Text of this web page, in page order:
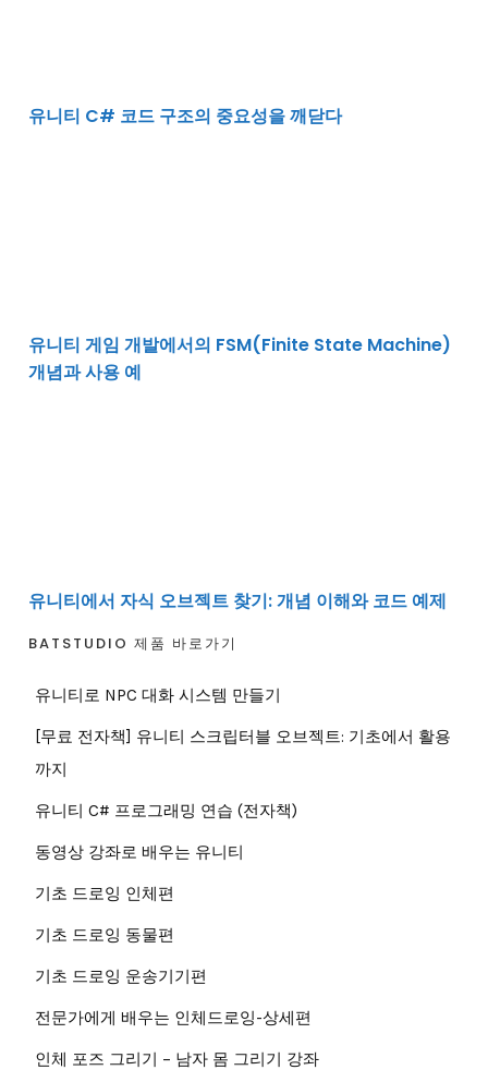
유니티 C# 코드 구조의 중요성을 깨닫다
유니티 게임 개발에서의 FSM(Finite State Machine)
개념과 사용 예
유니티에서 자식 오브젝트 찾기: 개념 이해와 코드 예제
BATSTUDIO 제품 바로가기
유니티로 NPC 대화 시스템 만들기
[무료 전자책] 유니티 스크립터블 오브젝트: 기초에서 활용
까지
유니티 C# 프로그래밍 연습 (전자책)
동영상 강좌로 배우는 유니티
기초 드로잉 인체편
기초 드로잉 동물편
기초 드로잉 운송기기편
전문가에게 배우는 인체드로잉-상세편
인체 포즈 그리기 – 남자 몸 그리기 강좌